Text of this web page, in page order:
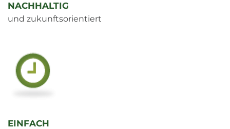
NACHHALTIG
und zukunftsorientiert
EINFACH